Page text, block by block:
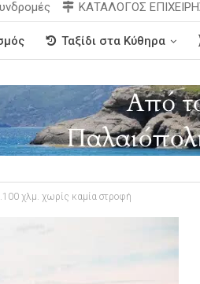
ΚΑΤΑΛΟΓΟΣ
Ταξίδι στα Κύθηρα
χλμ. χωρίς καμία στροφή